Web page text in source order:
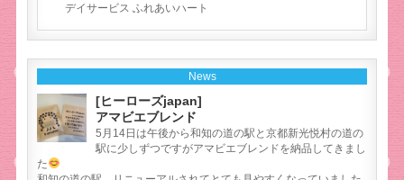
デイサービス ふれあいハート
News
[ヒーローズjapan]
アマビエブレンド
5月14日は午後から和知の道の駅と京都新光悦村の道の
駅に少しずつですがアマビエブレンドを納品してきまし
た